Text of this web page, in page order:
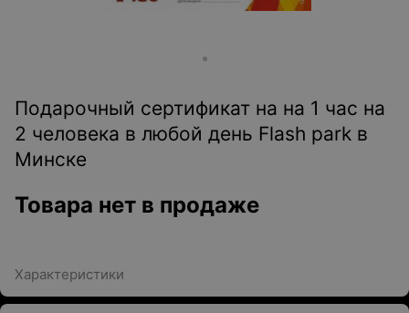
Подaрочный сертификат на на 1 час на
2 человека в любой день Flash park в
Минске
Товара нет в продаже
Характеристики